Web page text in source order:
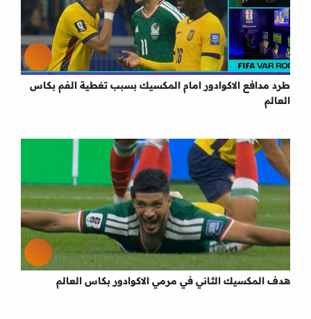
طرد مدافع الاكوادور امام المكسيك بسبب تغطية الفم بكاس
العالم
هدف المكسيك الثاني في مرمي الاكوادور بكاس العالم